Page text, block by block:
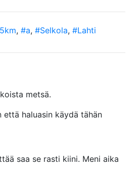
, #a, #Selkola, #Lahti
metsä.
haluasin käydä tähän
saa se rasti kiini. Meni aika